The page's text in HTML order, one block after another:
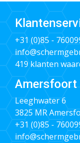
+31 (0)85 -
419 klanten
Amersfoort
Leeghwater 6
3825 MR
+31 (0)85 -